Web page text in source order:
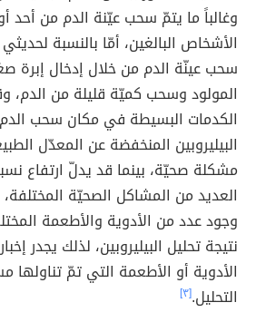
وغالباً ما يتمّ سحب عيّنة الدم من أحد
الأشخاص البالغين، أمّا بالنسبة
سحب عينّة الدم من خلال إدخال إبرة
المولود وسحب كميّة قليلة من
الكدمات البسيطة في مكان سحب
البيليروبين المنخفضة عن المعدّل
مشكلة صحيّة، بينما قد يدلّ ارتفاع
العديد من المشاكل الصحيّة
وجود عدد من الأدوية والأطعمة
نتيجة تحليل البيليروبين، لذلك يجدر
الأدوية أو الأطعمة التي تمّ تناولها
التحليل.[٣]